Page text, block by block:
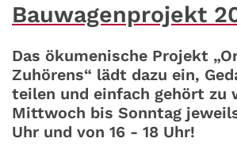
Bauwagenprojekt
Das ökumenische Projekt
Zuhörens“ lädt dazu ein,
teilen und einfach gehört zu
Mittwoch bis Sonntag
Uhr und von 16 - 18 Uhr!